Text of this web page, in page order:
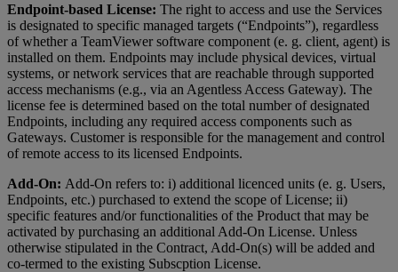
Endpoint-based License: The right to access and use the Services
is designated to specific managed targets (“Endpoints”), regardless
of whether a TeamViewer software component (e. g. client, agent) is
installed on them. Endpoints may include physical devices, virtual
systems, or network services that are reachable through supported
access mechanisms (e.g., via an Agentless Access Gateway). The
license fee is determined based on the total number of designated
Endpoints, including any required access components such as
Gateways. Customer is responsible for the management and control
of remote access to its licensed Endpoints.
Add-On: Add-On refers to: i) additional licenced units (e. g. Users,
Endpoints, etc.) purchased to extend the scope of License; ii)
specific features and/or functionalities of the Product that may be
activated by purchasing an additional Add-On License. Unless
otherwise stipulated in the Contract, Add-On(s) will be added and
co-termed to the existing Subscption License.